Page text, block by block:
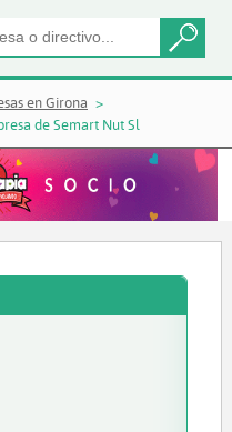
en Girona
de Semart Nut Sl